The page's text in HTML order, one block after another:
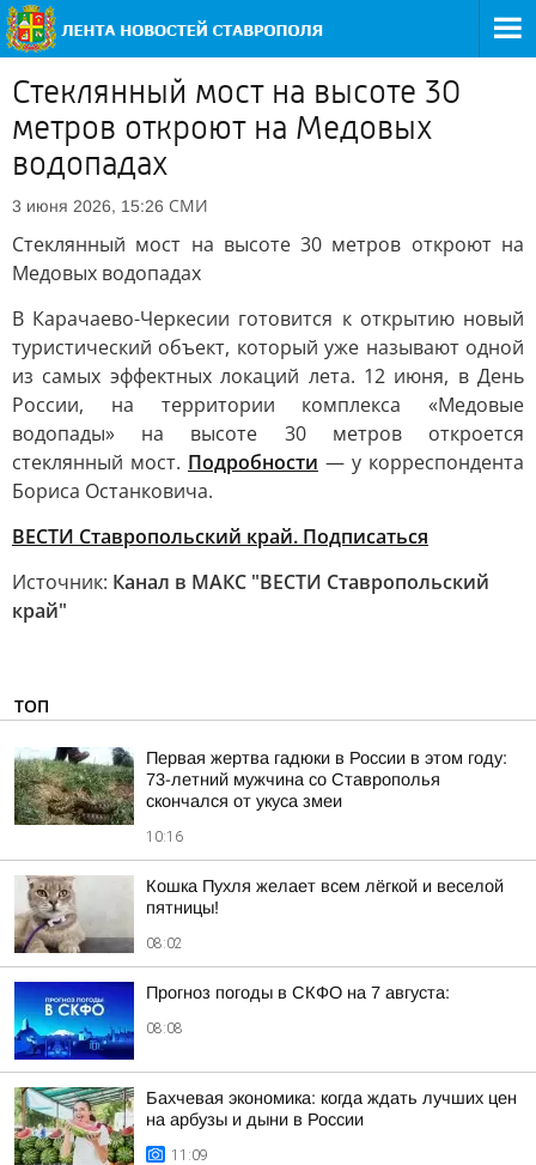
Стеклянный мост на высоте 30
метров откроют на Медовых
водопадах
3 июня 2026, 15:26 СМИ
Стеклянный мост на высоте 30 метров откроют на
Медовых водопадах
В Карачаево-Черкесии готовится к открытию новый
туристический объект, который уже называют одной
из самых эффектных локаций лета. 12 июня, в День
России, на территории комплекса «Медовые
водопады» на высоте 30 метров откроется
стеклянный мост. Подробности — у корреспондента
Бориса Останковича.
ВЕСТИ Ставропольский край. Подписаться
Источник: Канал в МАКС "ВЕСТИ Ставропольский
край"
ТОП
Первая жертва гадюки в России в этом году:
73-летний мужчина со Ставрополья
скончался от укуса змеи
10:16
Кошка Пухля желает всем лёгкой и веселой
пятницы!
08:02
Прогноз погоды в СКФО на 7 августа:
08:08
Бахчевая экономика: когда ждать лучших цен
на арбузы и дыни в России
11:09